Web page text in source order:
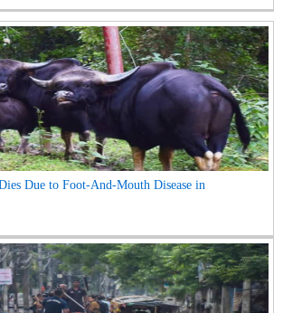
Due to Foot-And-Mouth Disease in